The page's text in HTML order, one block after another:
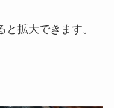
拡大できます。